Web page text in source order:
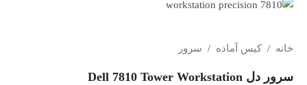
خانه / کیس آماده / سرور
سرور دل Dell 7810 Tower Workstation